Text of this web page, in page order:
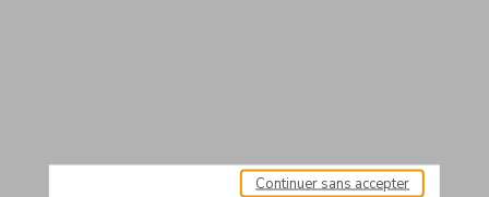
Continuer sans accepter